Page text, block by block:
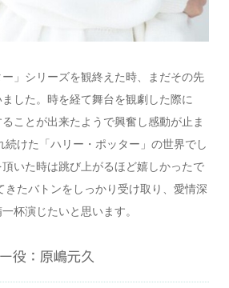
」シリーズを観終えた時、まだその先
した。時を経て舞台を観劇した際に
ことが出来たようで興奮し感動が止ま
続けた「ハリー・ポッター」の世界でし
いた時は跳び上がるほど嬉しかったで
きたバトンをしっかり受け取り、愛情深
杯演じたいと思います。
役：原嶋元久